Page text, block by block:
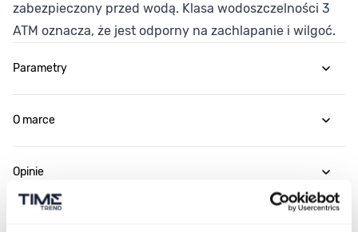
zabezpieczony przed wodą. Klasa wodoszczelności 3
ATM oznacza, że jest odporny na zachlapanie i wilgoć.
Parametry
O marce
Opinie